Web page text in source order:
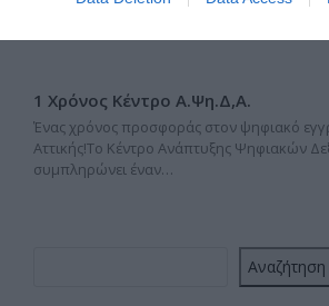
1 Χρόνος Κέντρο Α.Ψη.Δ,Α.
Ένας χρόνος προσφοράς στον ψηφιακό
Αττικής!Το Κέντρο Ανάπτυξης Ψηφιακών
συμπληρώνει έναν…
Αναζήτηση